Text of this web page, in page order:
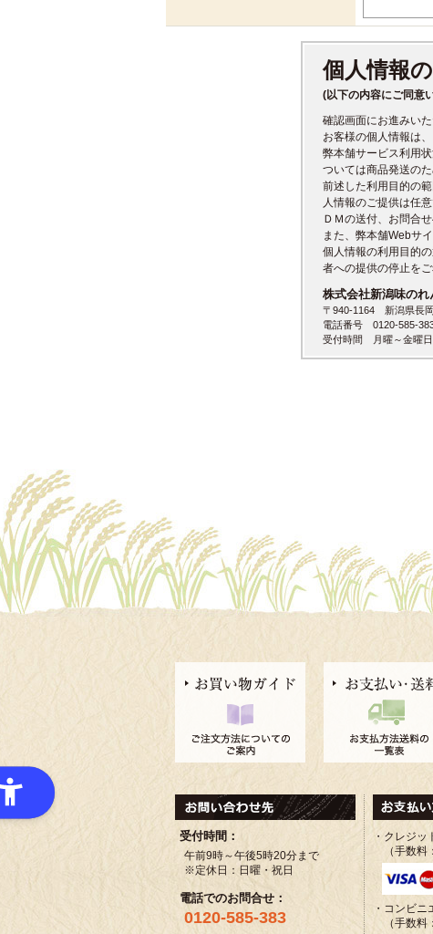
個人情報
(以下の内容にご同意
確認画面にお進みい
お客様の個人情報は
弊本舗サービス利用
ついては商品発送の
前述した利用目的の
人情報のご提供は任
ＤＭの送付、お問合
また、弊本舗Webサ
個人情報の利用目的
者への提供の停止を
株式会社新潟味の
〒940-1164 新潟県長
電話番号 0120-585-
受付時間 月曜～金曜
受付時間：
午前9時～午後5時20分まで
※定休日：日曜・祝日
電話でのお問合せ：
0120-585-383
・クレジッ
（手数料
・コンビ
（手数料